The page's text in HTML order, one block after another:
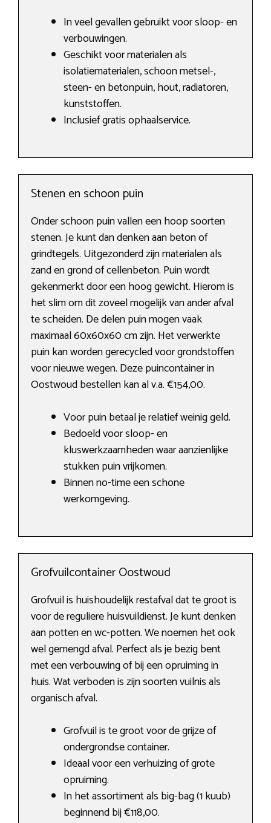
In veel gevallen gebruikt voor sloop- en
verbouwingen.
Geschikt voor materialen als
isolatiematerialen, schoon metsel-,
steen- en betonpuin, hout, radiatoren,
kunststoffen.
Inclusief gratis ophaalservice.
Stenen en schoon puin
Onder schoon puin vallen een hoop soorten
stenen. Je kunt dan denken aan beton of
grindtegels. Uitgezonderd zijn materialen als
zand en grond of cellenbeton. Puin wordt
gekenmerkt door een hoog gewicht. Hierom is
het slim om dit zoveel mogelijk van ander afval
te scheiden. De delen puin mogen vaak
maximaal 60x60x60 cm zijn. Het verwerkte
puin kan worden gerecycled voor grondstoffen
voor nieuwe wegen. Deze puincontainer in
Oostwoud bestellen kan al v.a. €154,00.
Voor puin betaal je relatief weinig geld.
Bedoeld voor sloop- en
kluswerkzaamheden waar aanzienlijke
stukken puin vrijkomen.
Binnen no-time een schone
werkomgeving.
Grofvuilcontainer Oostwoud
Grofvuil is huishoudelijk restafval dat te groot is
voor de reguliere huisvuildienst. Je kunt denken
aan potten en wc-potten. We noemen het ook
wel gemengd afval. Perfect als je bezig bent
met een verbouwing of bij een opruiming in
huis. Wat verboden is zijn soorten vuilnis als
organisch afval.
Grofvuil is te groot voor de grijze of
ondergrondse container.
Ideaal voor een verhuizing of grote
opruiming.
In het assortiment als big-bag (1 kuub)
beginnend bij €118,00.